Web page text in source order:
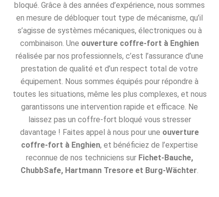
bloqué. Grâce à des années d’expérience, nous sommes
en mesure de débloquer tout type de mécanisme, qu’il
s’agisse de systèmes mécaniques, électroniques ou à
combinaison. Une ouverture coffre-fort à Enghien
réalisée par nos professionnels, c’est l’assurance d’une
prestation de qualité et d’un respect total de votre
équipement. Nous sommes équipés pour répondre à
toutes les situations, même les plus complexes, et nous
garantissons une intervention rapide et efficace. Ne
laissez pas un coffre-fort bloqué vous stresser
davantage ! Faites appel à nous pour une ouverture
coffre-fort à Enghien, et bénéficiez de l’expertise
reconnue de nos techniciens sur Fichet-Bauche,
ChubbSafe, Hartmann Tresore et Burg-Wächter.